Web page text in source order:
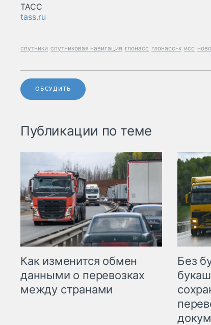
ТАСС
tass.ru
спутники спутниковая навигация глонасс глонасс-к исс
ОБСУДИТЬ
Публикации по теме
Как изменится обмен
данными о перевозках
между странами
Без